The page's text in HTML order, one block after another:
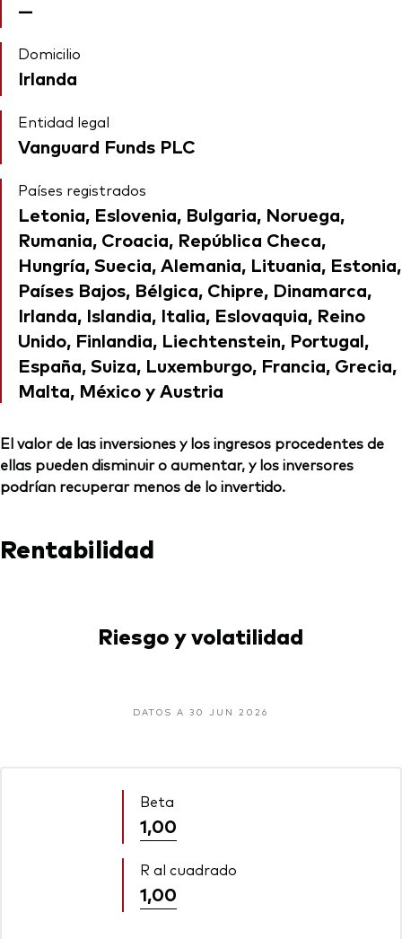
—
Domicilio
Irlanda
Entidad legal
Vanguard Funds PLC
Países registrados
Letonia, Eslovenia, Bulgaria, Noruega,
Rumania, Croacia, República Checa,
Hungría, Suecia, Alemania, Lituania, Estonia,
Países Bajos, Bélgica, Chipre, Dinamarca,
Irlanda, Islandia, Italia, Eslovaquia, Reino
Unido, Finlandia, Liechtenstein, Portugal,
España, Suiza, Luxemburgo, Francia, Grecia,
Malta, México y Austria
El valor de las inversiones y los ingresos procedentes de
ellas pueden disminuir o aumentar, y los inversores
podrían recuperar menos de lo invertido.
Rentabilidad
Riesgo y volatilidad
DATOS A 30 JUN 2026
Beta
1,00
R al cuadrado
1,00